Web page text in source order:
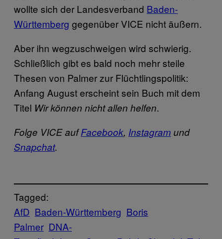
wollte sich der Landesverband Baden-
Württemberg gegenüber VICE nicht äußern.
Aber ihn wegzuschweigen wird schwierig.
Schließlich gibt es bald noch mehr steile
Thesen von Palmer zur Flüchtlingspolitik:
Anfang August erscheint sein Buch mit dem
Titel Wir können nicht allen helfen.
Folge VICE aufFacebook, Instagramund
Snapchat.
Tagged:
AfD Baden-Württemberg Boris
Palmer DNA-